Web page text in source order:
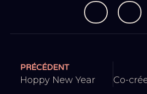
PRÉCÉDENT
Hoppy New Year